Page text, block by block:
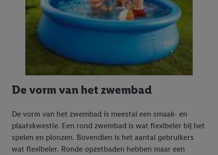
De vorm van het zwembad
De vorm van het zwembad is meestal een smaak- en
plaatskwestie. Een rond zwembad is wat flexibeler bij het
spelen en plonzen. Bovendien is het aantal gebruikers
wat flexibeler. Ronde opzetbaden hebben maar een